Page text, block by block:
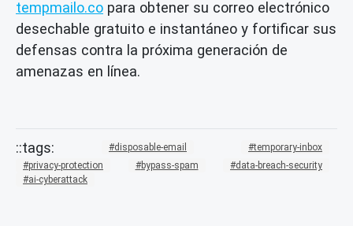
tempmailo.co para obtener su correo electrónico
desechable gratuito e instantáneo y fortificar sus
defensas contra la próxima generación de
amenazas en línea.
disposable-email
temporary-inbox
privacy-protection
bypass-spam
data-breach-security
ai-cyberattack